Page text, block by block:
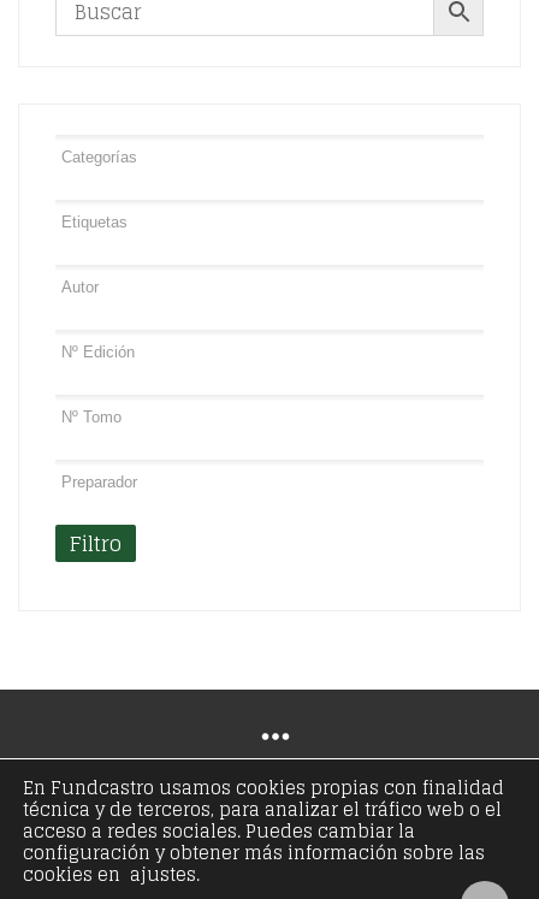
Filtro
© Copyright 2021 - Fundación José Antonio de
Castro - Todos los derechos reservados
Aviso legal
En Fundcastro usamos cookies propias con finalidad
técnica y de terceros, para analizar el tráfico web o el
acceso a redes sociales. Puedes cambiar la
configuración y obtener más información sobre las
cookies en ajustes.